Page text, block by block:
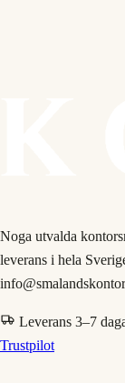
Noga utvalda
leverans i hela
Leverans 3–7
Trustpilot